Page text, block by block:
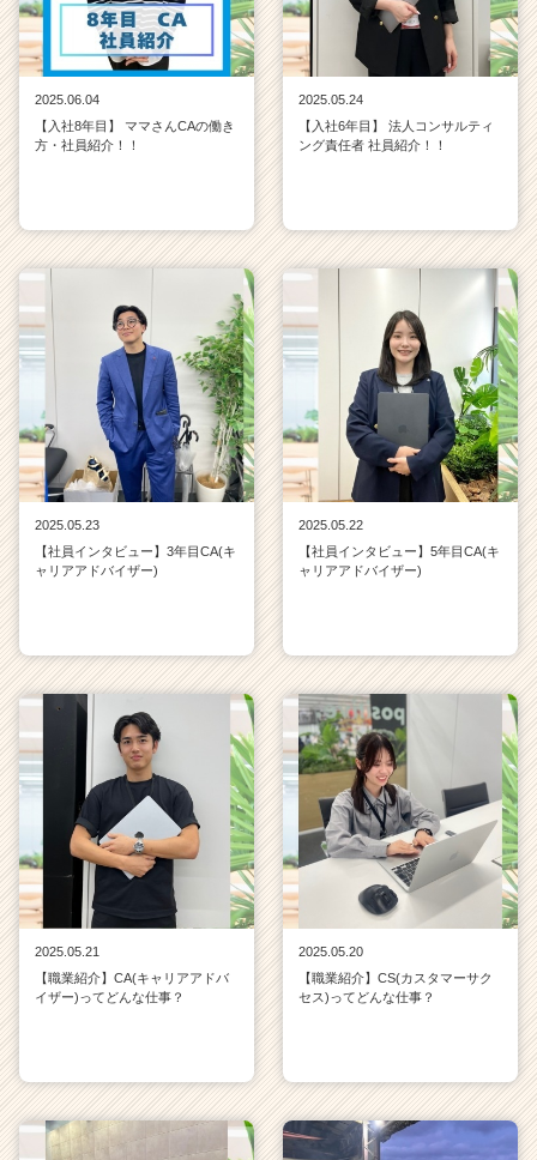
2025.06.04
【入社8年目】 ママさんCAの働き
方・社員紹介！！
2025.05.24
【入社6年目】 法人コンサルティ
ング責任者 社員紹介！！
2025.05.23
【社員インタビュー】3年目CA(キ
ャリアアドバイザー)
2025.05.22
【社員インタビュー】5年目CA(キ
ャリアアドバイザー)
2025.05.21
【職業紹介】CA(キャリアアドバ
イザー)ってどんな仕事？
2025.05.20
【職業紹介】CS(カスタマーサク
セス)ってどんな仕事？